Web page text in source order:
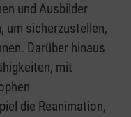
und Ausbilder
um sicherzustellen,
Darüber hinaus
mit
die Reanimation,